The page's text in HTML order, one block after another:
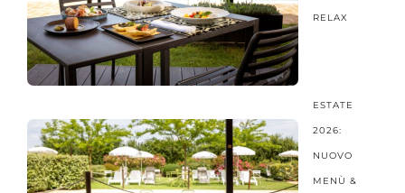
RELAX
ESTATE
2026:
NUOVO
MENÙ &